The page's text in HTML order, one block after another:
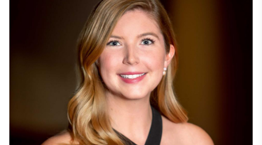
bija viceprezidents The New York Festivals, kas
organizē dažus no pasaules lielākajiem
starptautiskajiem konkursiem kino, televīzijas, reklāmas
un citu mediju jomā. Viņa vadībā no 1982. līdz 1988.
gadam The New York Festivals ievērojami paplašināja
savu globālo ietekmi, pievienojot jaunus konkursus
tādās jomās kā radio un drukātā reklāma.
Maikls ir ieguvis bakalaura grādu mākslā Fordhamas
Universitātē Ņujorkā un maģistra grādu
uzņēmējdarbības vadībā Džordža Meisona